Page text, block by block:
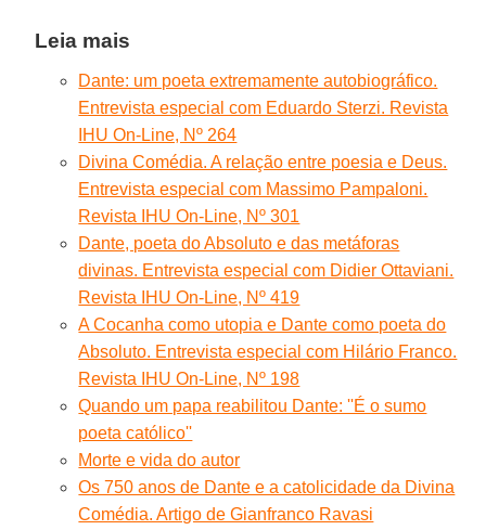
Leia mais
Dante: um poeta extremamente autobiográfico.
Entrevista especial com Eduardo Sterzi. Revista
IHU On-Line, Nº 264
Divina Comédia. A relação entre poesia e Deus.
Entrevista especial com Massimo Pampaloni.
Revista IHU On-Line, Nº 301
Dante, poeta do Absoluto e das metáforas
divinas. Entrevista especial com Didier Ottaviani.
Revista IHU On-Line, Nº 419
A Cocanha como utopia e Dante como poeta do
Absoluto. Entrevista especial com Hilário Franco.
Revista IHU On-Line, Nº 198
Quando um papa reabilitou Dante: ''É o sumo
poeta católico''
Morte e vida do autor
Os 750 anos de Dante e a catolicidade da Divina
Comédia. Artigo de Gianfranco Ravasi